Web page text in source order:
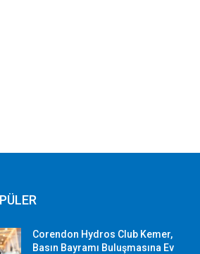
Corendon Hydros Club Kemer,
Basın Bayramı Buluşmasına Ev